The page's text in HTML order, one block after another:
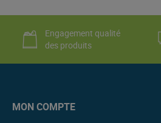
Engagement qualité
des produits
MON COMPTE